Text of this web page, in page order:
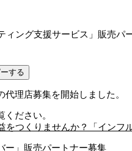
する
理店募集を開始しました。
ださい。
をつくりませんか？「インフ
ー」販売パートナー募集